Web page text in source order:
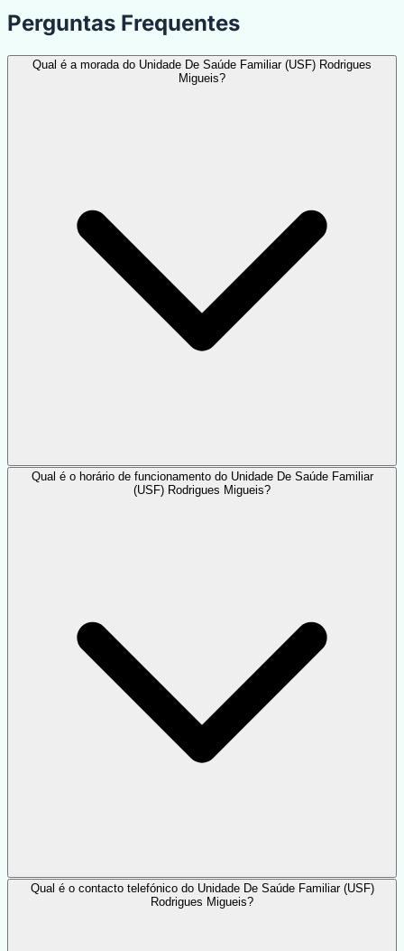
Perguntas Frequentes
Qual é a morada do Unidade De Saúde Familiar (USF) Rodrigues
Migueis?
Qual é o horário de funcionamento do Unidade De Saúde Familiar
(USF) Rodrigues Migueis?
Qual é o contacto telefónico do Unidade De Saúde Familiar (USF)
Rodrigues Migueis?